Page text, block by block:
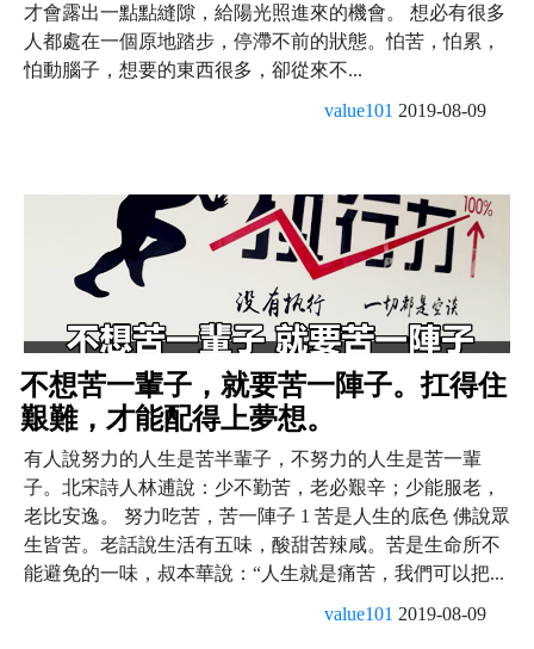
才會露出一點點縫隙，給陽光照進來的機會。 想必有很多
人都處在一個原地踏步，停滯不前的狀態。怕苦，怕累，
怕動腦子，想要的東西很多，卻從來不...
value101 2019-08-09
不想苦一輩子，就要苦一陣子。扛得住
艱難，才能配得上夢想。
有人說努力的人生是苦半輩子，不努力的人生是苦一輩
子。北宋詩人林逋說：少不勤苦，老必艱辛；少能服老，
老比安逸。 努力吃苦，苦一陣子 1 苦是人生的底色 佛說眾
生皆苦。老話說生活有五味，酸甜苦辣咸。苦是生命所不
能避免的一味，叔本華說：“人生就是痛苦，我們可以把...
value101 2019-08-09